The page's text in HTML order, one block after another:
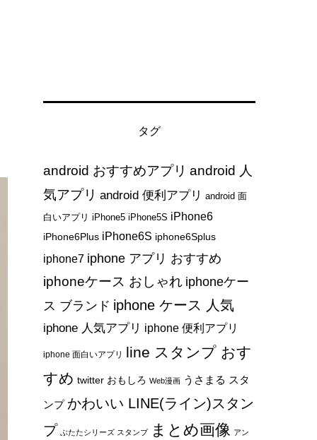
タグ
android おすすめアプリ android 人
気アプリ android 便利アプリ android 面
白いアプリ iPhone5 iPhone5S iPhone6
iPhone6Plus iPhone6S iphone6Splus
iphone7 iphone アプリ おすすめ
iphoneケース おしゃれ iphoneケー
ス ブランド iphone ケース 人気
iphone 人気アプリ iphone 便利アプリ
iphone 面白いアプリ line スタンプ おす
すめ twitter おもしろ Web漫画 うさまる スタ
ンプ かわいい LINE(ライン)スタン
プ ぶたたシリーズ スタンプ まとめ画像 アン